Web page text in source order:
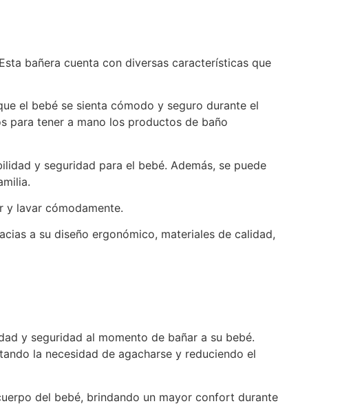
bañera cuenta con diversas características que
el bebé se sienta cómodo y seguro durante el
para tener a mano los productos de baño
y seguridad para el bebé. Además, se puede
y lavar cómodamente.
a su diseño ergonómico, materiales de calidad,
y seguridad al momento de bañar a su bebé.
la necesidad de agacharse y reduciendo el
del bebé, brindando un mayor confort durante